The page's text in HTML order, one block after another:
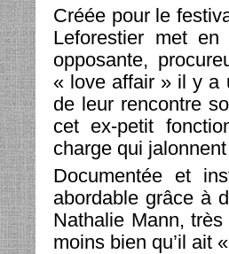
Créée pour le
Leforestier met
opposante,
« love affair » il y a
de leur rencontre
cet ex-petit
charge qui
Documentée et
abordable grâce à
Nathalie Mann, très
moins bien qu’il ait